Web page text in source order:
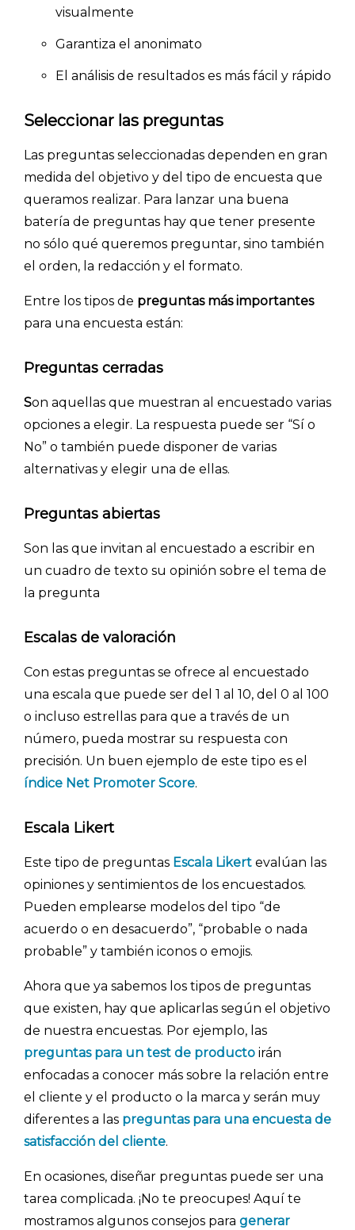
PLANTILLAS
PRECIOS
BLOG
ACCEDER →
visualmente
Garantiza el anonimato
El análisis de resultados es más fácil y rápido
Seleccionar las preguntas
Las preguntas seleccionadas dependen en gran
medida del objetivo y del tipo de encuesta que
queramos realizar. Para lanzar una buena
batería de preguntas hay que tener presente
no sólo qué queremos preguntar, sino también
el orden, la redacción y el formato.
Entre los tipos de preguntas más importantes
para una encuesta están:
Preguntas cerradas
Son aquellas que muestran al encuestado varias
opciones a elegir. La respuesta puede ser “Sí o
No” o también puede disponer de varias
alternativas y elegir una de ellas.
Preguntas abiertas
Son las que invitan al encuestado a escribir en
un cuadro de texto su opinión sobre el tema de
la pregunta
Escalas de valoración
Con estas preguntas se ofrece al encuestado
una escala que puede ser del 1 al 10, del 0 al 100
o incluso estrellas para que a través de un
número, pueda mostrar su respuesta con
precisión. Un buen ejemplo de este tipo es el
índice Net Promoter Score.
Escala Likert
Este tipo de preguntas Escala Likert evalúan las
opiniones y sentimientos de los encuestados.
Pueden emplearse modelos del tipo “de
acuerdo o en desacuerdo”, “probable o nada
probable” y también iconos o emojis.
Ahora que ya sabemos los tipos de preguntas
que existen, hay que aplicarlas según el objetivo
de nuestra encuestas. Por ejemplo, las
preguntas para un test de producto irán
enfocadas a conocer más sobre la relación entre
el cliente y el producto o la marca y serán muy
diferentes a las preguntas para una encuesta de
satisfacción del cliente.
En ocasiones, diseñar preguntas puede ser una
tarea complicada. ¡No te preocupes! Aquí te
mostramos algunos consejos para generar